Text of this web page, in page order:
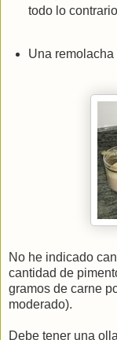
todo lo
Una
No he indicado
cantidad de
gramos de carne
moderado).
Debe tener una